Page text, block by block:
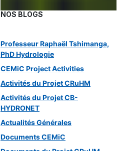
NOS BLOGS
Professeur Raphaël Tshimanga,
PhD Hydrologie
CEMiC Project Activities
Activités du Projet CRuHM
Activités du Projet CB-
HYDRONET
Actualités Générales
Documents CEMiC